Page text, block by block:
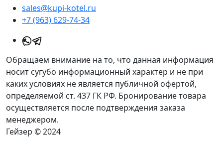
sales@kupi-kotel.ru
+7 (963) 629-74-34
Обращаем внимание на то, что данная информация
носит сугубо информационный характер и не при
каких условиях не является публичной офертой,
определяемой ст. 437 ГК РФ. Бронирование товара
осуществляется после подтверждения заказа
менеджером.
Гейзер © 2024